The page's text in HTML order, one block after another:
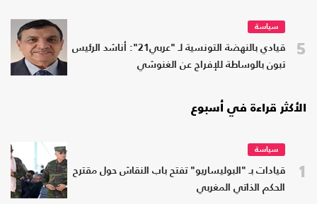
5
سياسة
قيادي بالنهضة التونسية لـ "عربي21": أناشد الرئيس
تبون بالوساطة للإفراج عن الغنوشي
الأكثر قراءة في أسبوع
1
سياسة
قيادات بـ "البوليساريو" تفتح باب النقاش حول مقترح
الحكم الذاتي المغربي